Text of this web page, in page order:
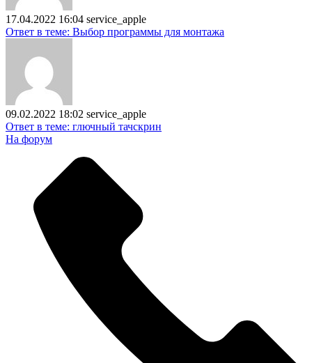
17.04.2022 16:04 service_apple
Ответ в теме: Выбор программы для монтажа
09.02.2022 18:02 service_apple
Ответ в теме: глючный тачскрин
На форум